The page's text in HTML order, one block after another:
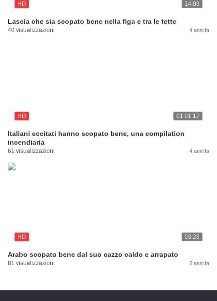
HD 14:03
Lascia che sia scopato bene nella figa e tra le tette
40 visualizzazioni 4 anni fa
HD 01:01:17
Italiani eccitati hanno scopato bene, una compilation
incendiaria
61 visualizzazioni 4 anni fa
HD 03:28
Arabo scopato bene dal suo cazzo caldo e arrapato
81 visualizzazioni 5 anni fa